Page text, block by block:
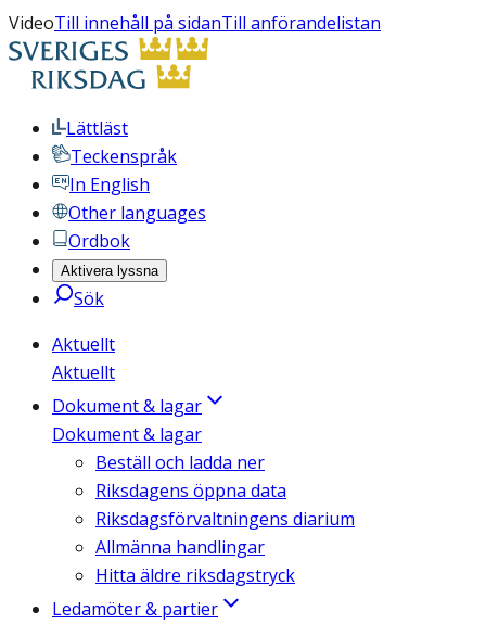
VideoTill innehåll på sidanTill anförandelistan
Lättläst
Teckenspråk
In English
Other languages
Ordbok
Aktivera lyssna
Sök
Aktuellt
Aktuellt
Dokument & lagar
Dokument & lagar
Beställ och ladda ner
Riksdagens öppna data
Riksdagsförvaltningens diarium
Allmänna handlingar
Hitta äldre riksdagstryck
Ledamöter & partier